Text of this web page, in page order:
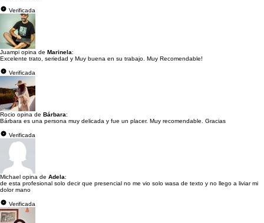
Verificada
Juampi opina de Marinela:
Excelente trato, seriedad y Muy buena en su trabajo. Muy Recomendable!
Verificada
Rocio opina de Bárbara:
Bárbara es una persona muy delicada y fue un placer. Muy recomendable. Gracias
Verificada
Michael opina de Adela:
de esta profesional solo decir que presencial no me vio solo wasa de texto y no llego a liviar mi
dolor mano
Verificada